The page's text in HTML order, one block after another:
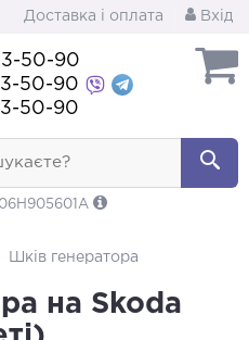
Доставка і оплата Вхід
50-90
50-90
50-90
Шків генератора
на Skoda